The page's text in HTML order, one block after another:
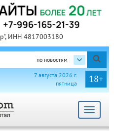
ИНН 4817003180
по новостям
18+
7 августа 2026 г.
пятница
Toggle